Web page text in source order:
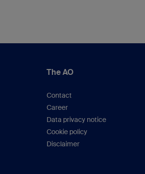
The AO
Contact
Career
Data privacy notice
Cookie policy
Disclaimer